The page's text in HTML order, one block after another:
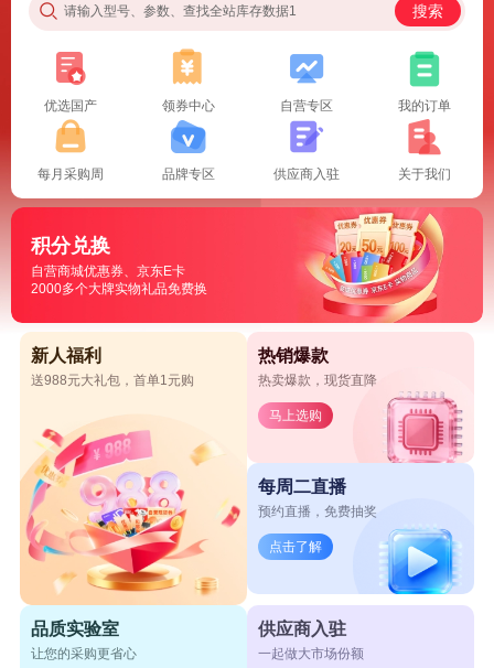
请输入型号、参数、查找全站库存数据1 搜索
优选国产 领券中心 自营专区 我的订单
每月采购周 品牌专区 供应商入驻 关于我们
积分兑换
自营商城优惠券、京东E卡
2000多个大牌实物礼品免费换
新人福利
送988元大礼包，首单1元购
热销爆款
热卖爆款，现货直降
马上选购
每周二直播
预约直播，免费抽奖
点击了解
品质实验室
让您的采购更省心
供应商入驻
一起做大市场份额